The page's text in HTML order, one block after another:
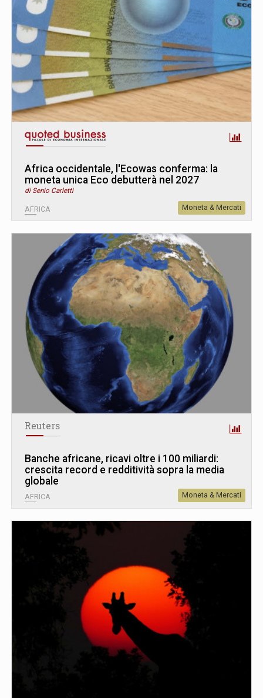
Africa occidentale, l'Ecowas conferma: la
moneta unica Eco debutterà nel 2027
di Senio Carletti
AFRICA Moneta & Mercati
Reuters
Banche africane, ricavi oltre i 100 miliardi:
crescita record e redditività sopra la media
globale
AFRICA Moneta & Mercati